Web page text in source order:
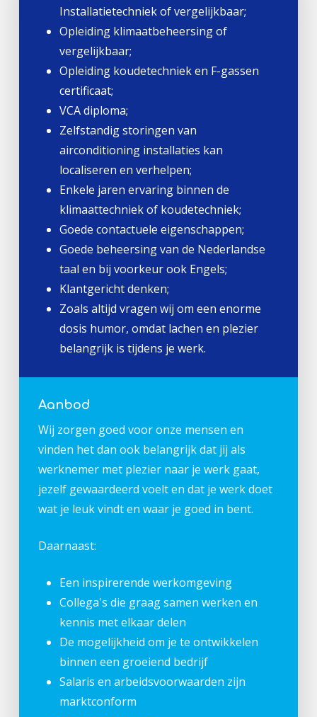
Installatietechniek of vergelijkbaar;
Opleiding klimaatbeheersing of
vergelijkbaar;
Opleiding koudetechniek en F-gassen
certificaat;
VCA diploma;
Zelfstandig storingen van
airconditioning installaties kan
localiseren en verhelpen;
Enkele jaren ervaring binnen de
klimaattechniek of koudetechniek;
Goede contactuele eigenschappen;
Goede beheersing van de Nederlandse
taal en bij voorkeur ook Engels;
Klantgericht denken;
Zoals altijd vragen wij om een enorme
dosis humor, omdat lachen en plezier
belangrijk is tijdens je werk.
Aanbod
Wij zorgen goed voor onze mensen en
vinden het dan ook belangrijk dat jij als
werknemer met plezier naar je werk gaat,
jezelf gewaardeerd voelt en dat je werk doet
wat je leuk vindt en waar je goed in bent.
Daarnaast:
Een inspirerende werkomgeving
Collega's die graag samen werken en
kennis met elkaar delen
De mogelijkheid om je te ontwikkelen
binnen een groeiend bedrijf
Salaris en arbeidsvoorwaarden zijn
marktconform